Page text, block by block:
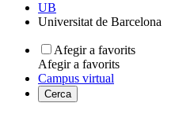
UB
Universitat de Barcelona
Afegir a favorits
Afegir a favorits
Campus virtual
Cerca